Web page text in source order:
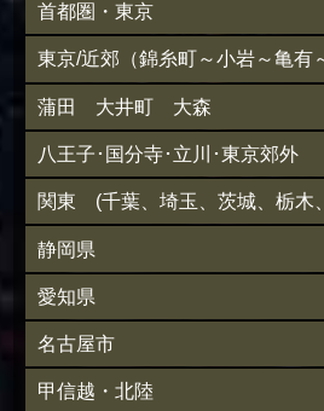
首都圏・東京
東京/近郊（錦糸町～小岩～亀有
蒲田 大井町 大森
八王子･国分寺･立川･東京郊外
関東 (千葉、埼玉、茨城、栃木
静岡県
愛知県
名古屋市
甲信越・北陸